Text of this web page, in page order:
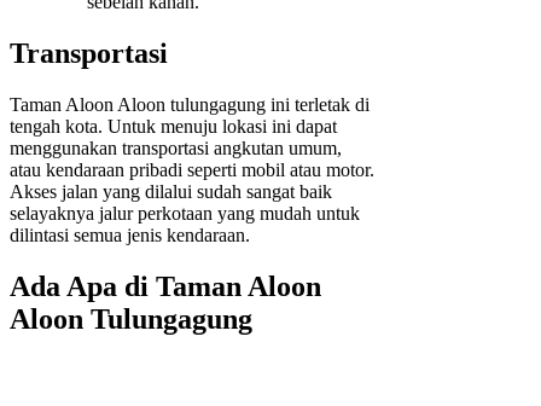
Transportasi
Taman Aloon Aloon tulungagung ini terletak di
tengah kota. Untuk menuju lokasi ini dapat
menggunakan transportasi angkutan umum,
atau kendaraan pribadi seperti mobil atau motor.
Akses jalan yang dilalui sudah sangat baik
selayaknya jalur perkotaan yang mudah untuk
dilintasi semua jenis kendaraan.
Ada Apa di Taman Aloon
Aloon Tulungagung